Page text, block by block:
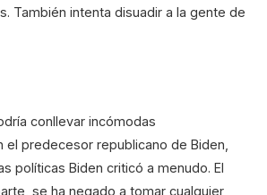
También intenta disuadir a la gente de
conllevar incómodas
el predecesor republicano de Biden,
políticas Biden criticó a menudo. El
se ha negado a tomar cualquier